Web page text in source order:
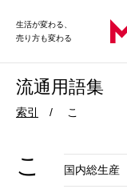
生活が変わる、
売り方も変わる
流通用語集
索引 こ
こ 国内総生産